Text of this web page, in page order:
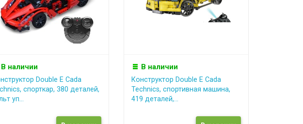
В наличии
Double E Cada
спорткар, 380 деталей,
уп...
В наличии
Конструктор Double E Cada
Technics, спортивная машина,
419 деталей,...